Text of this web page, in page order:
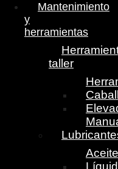
Mantenimiento
y
herramientas
taller